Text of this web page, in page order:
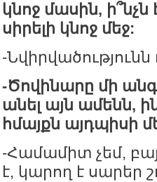
կնոջ մասին, ի՞նչն
սիրելի կնոջ մեջ:
-
-Ծովինարը մի
անել այն ամենն,
հմայքն այդպիսի
-Համամիտ չեմ,
է, կարող է սարեր